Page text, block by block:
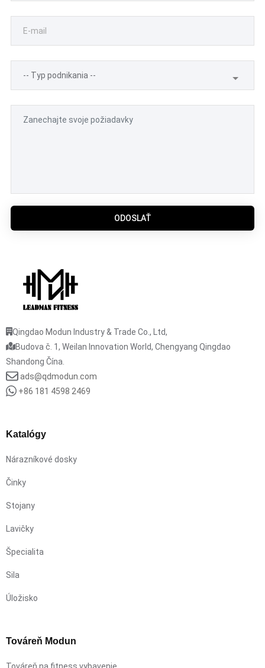
ODOSLAŤ
Qingdao Modun Industry & Trade Co., Ltd,
Budova č. 1, Weilan Innovation World, Chengyang Qingdao
Shandong Čína.
ads@qdmodun.com
+86 181 4598 2469
Katalógy
Nárazníkové dosky
Činky
Stojany
Lavičky
Špecialita
Sila
Úložisko
Továreň Modun
Továreň na fitness vybavenie